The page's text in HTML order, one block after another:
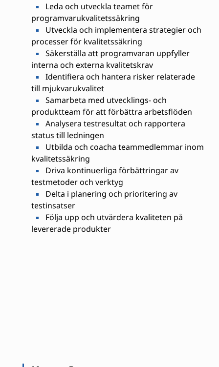
Leda och utveckla teamet för
programvarukvalitetssäkring
Utveckla och implementera strategier och
processer för kvalitetssäkring
Säkerställa att programvaran uppfyller
interna och externa kvalitetskrav
Identifiera och hantera risker relaterade
till mjukvarukvalitet
Samarbeta med utvecklings- och
produktteam för att förbättra arbetsflöden
Analysera testresultat och rapportera
status till ledningen
Utbilda och coacha teammedlemmar inom
kvalitetssäkring
Driva kontinuerliga förbättringar av
testmetoder och verktyg
Delta i planering och prioritering av
testinsatser
Följa upp och utvärdera kvaliteten på
levererade produkter